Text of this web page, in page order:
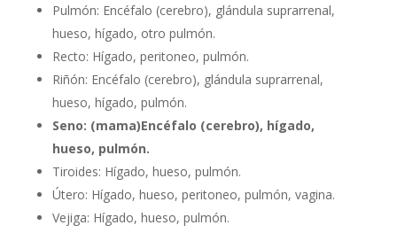
Pulmón: Encéfalo (cerebro), glándula suprarrenal,
hueso, hígado, otro pulmón.
Recto: Hígado, peritoneo, pulmón.
Riñón: Encéfalo (cerebro), glándula suprarrenal,
hueso, hígado, pulmón.
Seno: (mama)Encéfalo (cerebro), hígado,
hueso, pulmón.
Tiroides: Hígado, hueso, pulmón.
Útero: Hígado, hueso, peritoneo, pulmón, vagina.
Vejiga: Hígado, hueso, pulmón.